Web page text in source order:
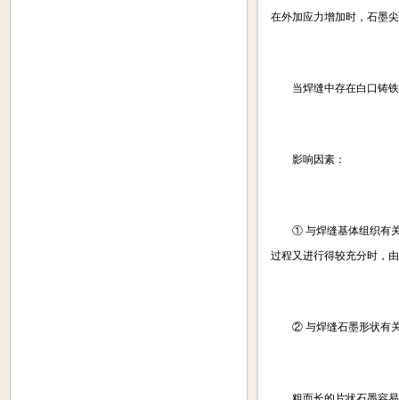
在外加应力增加时，石墨
当焊缝中存在白口铸铁
影响因素：
① 与焊缝基体组织有关
过程又进行得较充分时，
② 与焊缝石墨形状有